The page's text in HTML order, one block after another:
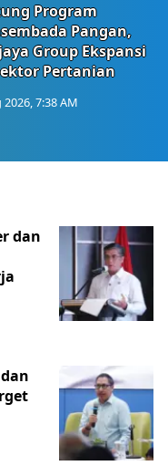
Program
Pangan,
Group Ekspansi
Pertanian
2026, 7:38 AM
dan